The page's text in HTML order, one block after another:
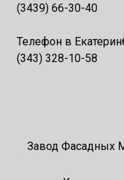
(3439) 66-30-40
Телефон в
(343) 328-10-58
Завод Фасадных